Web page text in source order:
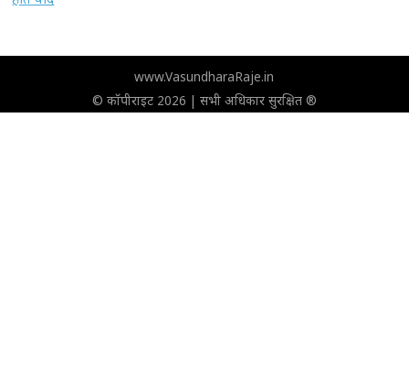
www.VasundharaRaje.in
© कॉपीराइट 2026 | सभी अधिकार सुरक्षित ®